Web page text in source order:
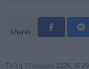
shares
Τρίτη, 17 Ιουνίου 2025, 15:29